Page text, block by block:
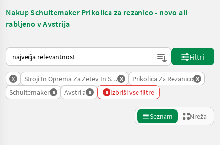
Nakup Schuitemaker Prikolica za rezanico - novo ali
rabljeno v Avstrija
Tako je razvrščeno na Landwirt.com
Filtri
x Stroji In Oprema Za Zetev In Spravilo
x Prikolica Za Rezanico x
Schuitemaker x Avstrija x x Izbriši vse filtre
Seznam Mreža